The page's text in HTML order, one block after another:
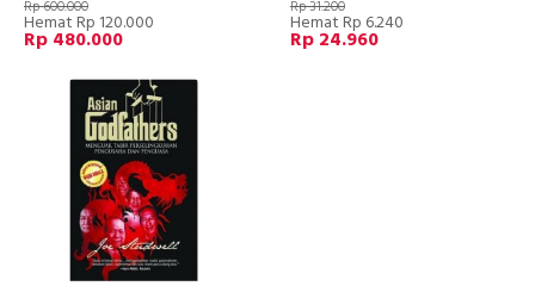
Rp 600.000
Hemat Rp 120.000
Rp 480.000
Rp 31.200
Hemat Rp 6.240
Rp 24.960